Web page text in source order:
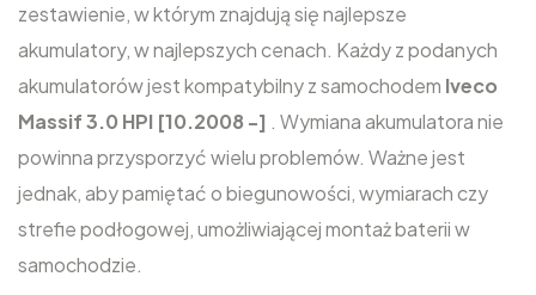
zestawienie, w którym znajdują się najlepsze
akumulatory, w najlepszych cenach. Każdy z podanych
akumulatorów jest kompatybilny z samochodem Iveco
Massif 3.0 HPI [10.2008 -] . Wymiana akumulatora nie
powinna przysporzyć wielu problemów. Ważne jest
jednak, aby pamiętać o biegunowości, wymiarach czy
strefie podłogowej, umożliwiającej montaż baterii w
samochodzie.